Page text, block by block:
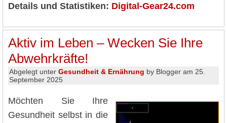
Details und Statistiken: Digital-Gear24.com
Aktiv im Leben – Wecken Sie Ihre
Abwehrkräfte!
Abgelegt unter Gesundheit & Ernährung by Blogger am 25.
September 2025
Möchten Sie Ihre
Gesundheit selbst in die